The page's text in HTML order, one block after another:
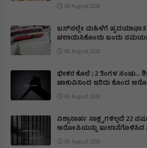
06 August 2026
ಬಸ್‌ನಲ್ಲೇ ಮಹಿಳೆಗೆ ಹೃದಯಾಘಾತ
ಚಲಾಯಿಸಿಕೊಂಡು ಬಂದು
06 August 2026
ಭೀಕರ ಕೊಲೆ ; 2 ತಿಂಗಳ ಸಂಚು…
ಚಾಕುವಿನಿಂದ ಇರಿದು ಕೊಂದ
06 August 2026
ವಿಶ್ವಾಸಾರ್ಹ ಸಾಕ್ಷ್ಯಗಳಿಲ್ಲದೆ 22
ಆರೋಪಿಯನ್ನು ಖುಲಾಸೆಗೊಳಿಸಿದ
06 August 2026